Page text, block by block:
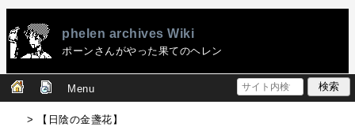
phelen archives Wiki
ポーンさんがやった果てのヘレン
Menu
> 【日陰の金盞花】